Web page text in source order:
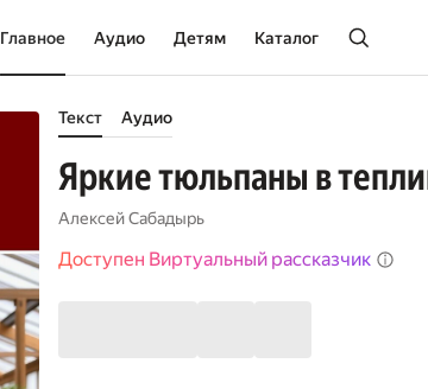
Главное Аудио Детям Каталог
Текст Аудио
Яркие тюльпаны в
Алексей Сабадырь
Доступен Виртуальный рассказчик